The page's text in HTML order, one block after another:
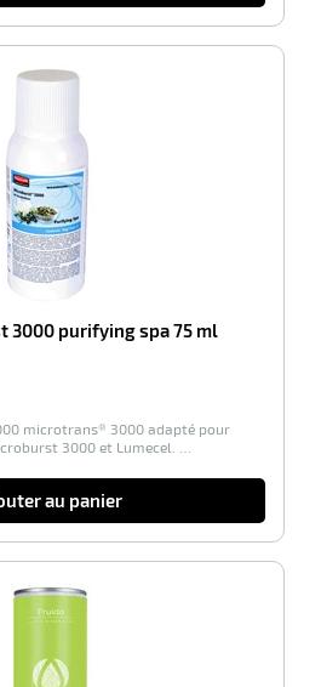
3000 purifying spa 75 ml
microtrans® 3000 adapté pour
3000 et Lumecel. …
au panier